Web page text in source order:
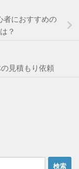
者におすすめの
？
見積もり依頼